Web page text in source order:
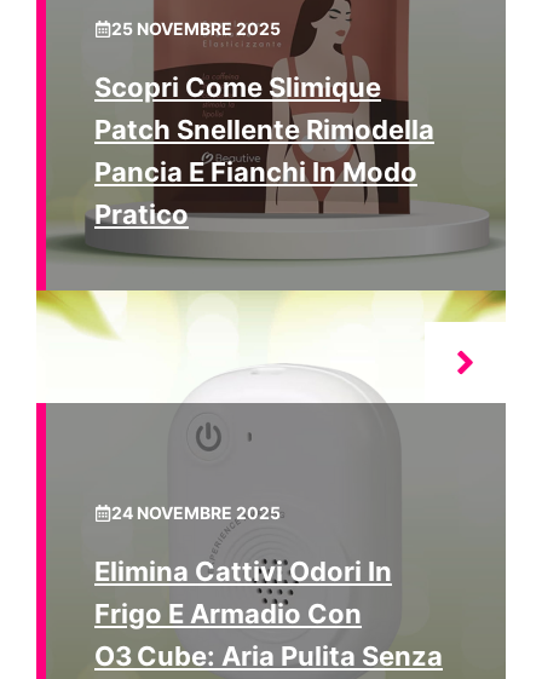
25 NOVEMBRE 2025
Scopri Come Slimique
Patch Snellente Rimodella
Pancia E Fianchi In Modo
Pratico
24 NOVEMBRE 2025
Elimina Cattivi Odori In
Frigo E Armadio Con
O3 Cube: Aria Pulita Senza